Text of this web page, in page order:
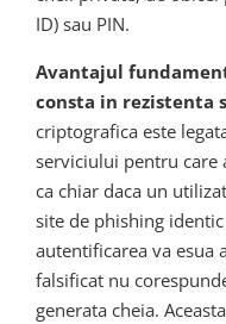
ID) sau PIN.
Avantajul
consta in rezistenta
criptografica este
serviciului pentru care
ca chiar daca un
site de phishing
autentificarea va esua
falsificat nu
generata cheia.